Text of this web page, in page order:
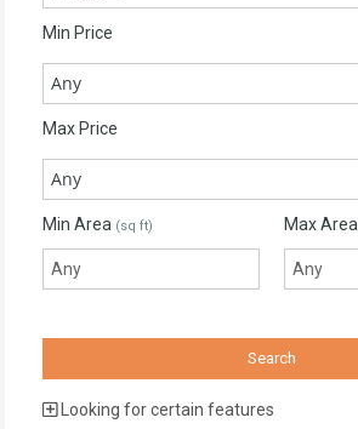
Min Price
Any
Max Price
Any
Min Area (sq ft) Max Area
Looking for certain features